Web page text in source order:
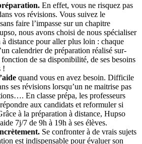
En effet, vous ne risquez pas
vos révisions. Vous suivez le
faire l’impasse sur un chapitre
nous avons choisi de nous spécialiser
à distance pour aller plus loin : chaque
calendrier de préparation réalisé sur-
de sa disponibilité, de ses besoins
!
quand vous en avez besoin. Difficile
ses révisions lorsqu’un ne maitrise pas
En classe prépa, les professeurs
aux candidats et reformuler si
à la préparation à distance, Hupso
7j/7 de 9h à 19h à ses élèves.
Se confronter à de vrais sujets
est indispensable pour évaluer son